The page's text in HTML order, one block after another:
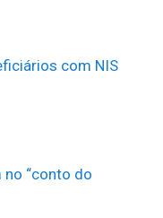
com NIS
“conto do